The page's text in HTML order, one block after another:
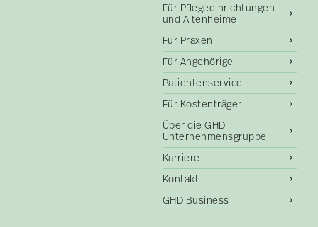
Für Pflegeeinrichtungen
und Altenheime
Für Praxen
Für Angehörige
Patientenservice
Für Kostenträger
Über die GHD
Unternehmensgruppe
Karriere
Kontakt
GHD Business